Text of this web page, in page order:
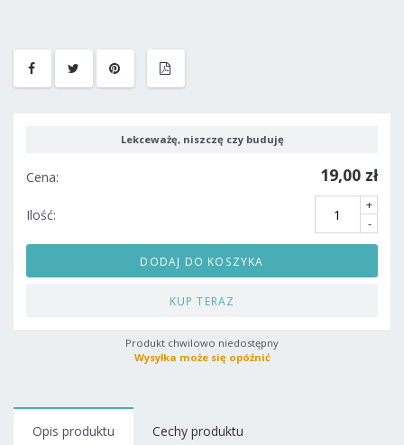
Lekceważę, niszczę czy buduję
Cena: 19,00 zł
Ilość:
+
-
DODAJ DO KOSZYKA
KUP TERAZ
Produkt chwilowo niedostępny
Wysyłka może się opóźnić
Opis produktu Cechy produktu